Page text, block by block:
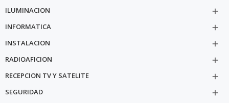
ILUMINACION

INFORMATICA

INSTALACION

RADIOAFICION

RECEPCION TV Y SATELITE

SEGURIDAD
